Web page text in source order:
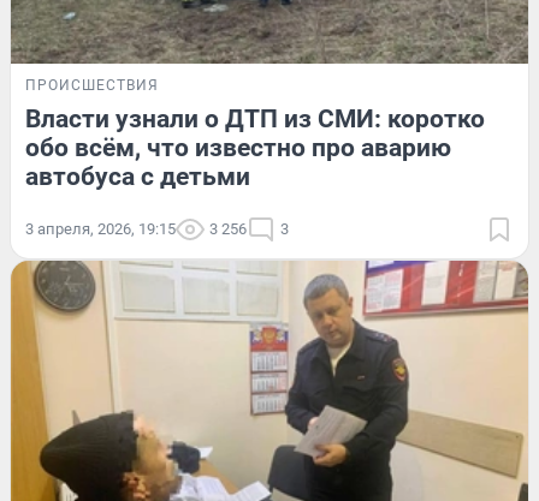
ПРОИСШЕСТВИЯ
Власти узнали о ДТП из СМИ: коротко
обо всём, что известно про аварию
автобуса с детьми
3 апреля, 2026, 19:15 3 256 3